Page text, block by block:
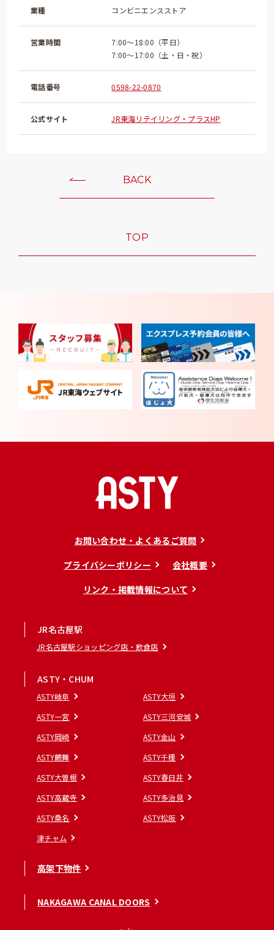
業種 コンビニエンスストア
営業時間
7:00～18:00（平日）
7:00～17:00（土・日・祝）
電話番号 0598-22-0870
公式サイト JR東海リテイリング・プラスHP
BACK
TOP
お問い合わせ・よくあるご質問
プライバシーポリシー
会社概要
リンク・掲載情報について
JR名古屋駅
JR名古屋駅ショッピング店・飲食店
ASTY・CHUM
ASTY岐阜
ASTY大垣
ASTY一宮
ASTY三河安城
ASTY岡崎
ASTY金山
ASTY鶴舞
ASTY千種
ASTY大曽根
ASTY春日井
ASTY高蔵寺
ASTY多治見
ASTY桑名
ASTY松阪
津チャム
高架下物件
NAKAGAWA CANAL DOORS